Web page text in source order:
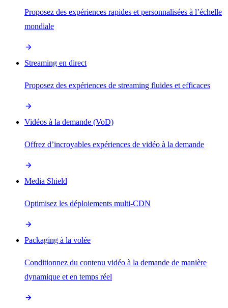
Proposez des expériences rapides et personnalisées à l’échelle
mondiale
Streaming en direct
Proposez des expériences de streaming fluides et efficaces
Vidéos à la demande (VoD)
Offrez d’incroyables expériences de vidéo à la demande
Media Shield
Optimisez les déploiements multi-CDN
Packaging à la volée
Conditionnez du contenu vidéo à la demande de manière
dynamique et en temps réel